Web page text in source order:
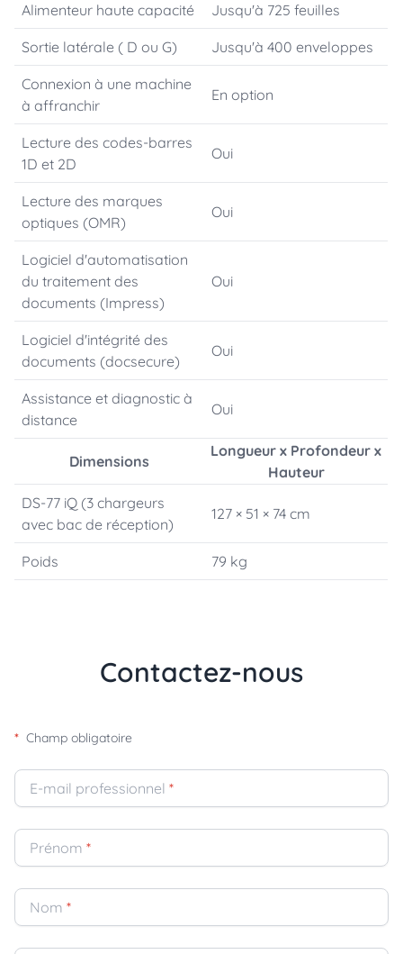
Alimenteur haute capacité Jusqu'à 725 feuilles
Sortie latérale ( D ou G) Jusqu'à 400 enveloppes
Connexion à une machine
à affranchir
En option
Lecture des codes-barres
1D et 2D
Oui
Lecture des marques
optiques (OMR)
Oui
Logiciel d'automatisation
du traitement des
documents (Impress)
Oui
Logiciel d'intégrité des
documents (docsecure)
Oui
Assistance et diagnostic à
distance
Oui
Dimensions
Longueur x Profondeur x
Hauteur
DS-77 iQ (3 chargeurs
avec bac de réception)
127 × 51 × 74 cm
Poids 79 kg
Contactez-nous
* Champ obligatoire
E-mail professionnel *
Prénom *
Nom *